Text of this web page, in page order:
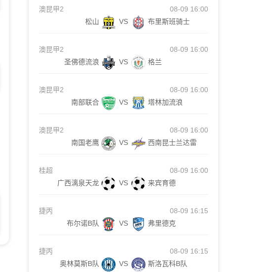
澳昆甲2
08-09 16:00
松山
VS 布里斯班骑士
澳昆甲2
08-09 16:00
圣佛德流浪
VS 格兰
澳昆甲2
08-09 16:00
南部联合
VS 塔林加流浪
澳昆甲2
08-09 16:00
南国老鹰
VS 西南昆士兰达雷
桂超
08-09 16:00
广西漓泉天龙
VS 来宾育德
捷丙
08-09 16:15
布尔诺B队
VS 弗里德克
捷丙
08-09 16:15
奥林莫斯B队
VS 斯洛瓦科B队